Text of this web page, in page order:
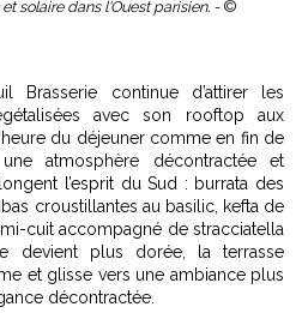
solaire dans l'Ouest parisien. - ©
Brasserie continue d’attirer les
avec son rooftop aux
du déjeuner comme en fin de
atmosphère décontractée et
l’esprit du Sud : burrata des
croustillantes au basilic, kefta de
cuit accompagné de stracciatella
devient plus dorée, la terrasse
et glisse vers une ambiance plus
décontractée.